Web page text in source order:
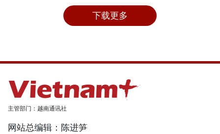
下载更多
主管部门：越南通讯社
网站总编辑：陈进笋